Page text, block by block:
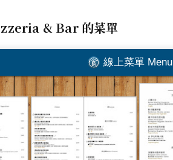
& Bar的菜單
線上菜單 Menu